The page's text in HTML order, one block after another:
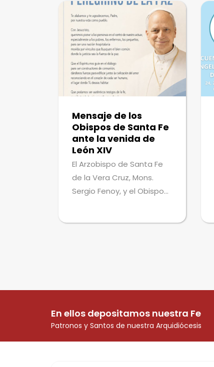
Mensaje de los
Obispos de Santa Fe
ante la venida de
León XIV
El Arzobispo de Santa Fe
de la Vera Cruz, Mons.
Sergio Fenoy, y el Obispo
los fuertes rumores que
circulaban sobre una
posible visita del […]
En ellos depositamos nuestra Fe
Patronos y Santos de nuestra Arquidiócesis